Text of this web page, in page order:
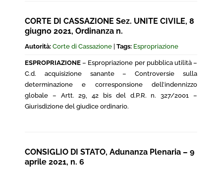
CORTE DI CASSAZIONE Sez. UNITE CIVILE, 8
giugno 2021, Ordinanza n.
Autorità: Corte di Cassazione Tags: Espropriazione
ESPROPRIAZIONE – Espropriazione per pubblica utilità –
C.d. acquisizione sanante – Controversie sulla
determinazione e corresponsione dell’indennizzo
globale – Artt. 29, 42 bis del d.P.R. n. 327/2001 –
Giurisdizione del giudice ordinario.
CONSIGLIO DI STATO, Adunanza Plenaria – 9
aprile 2021, n. 6